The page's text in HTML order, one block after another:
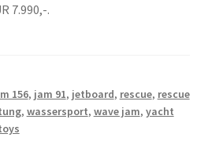
7.990,-.
156, jam 91, jetboard, rescue, rescue
, wassersport, wave jam, yacht